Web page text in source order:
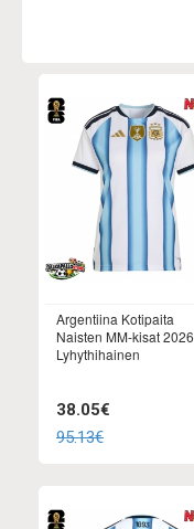
Argentiina Kotipaita
Naisten MM-kisat 2026
Lyhythihainen
38.05€
95.13€